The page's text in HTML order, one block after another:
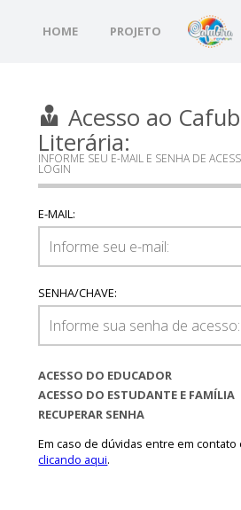
HOME PROJETO
Acesso ao
Literária:
INFORME SEU E-MAIL E SENHA DE
LOGIN
E-MAIL:
SENHA/CHAVE:
ACESSO DO EDUCADOR
ACESSO DO ESTUDANTE E FAMÍLIA
RECUPERAR SENHA
Em caso de dúvidas entre em
clicando aqui.